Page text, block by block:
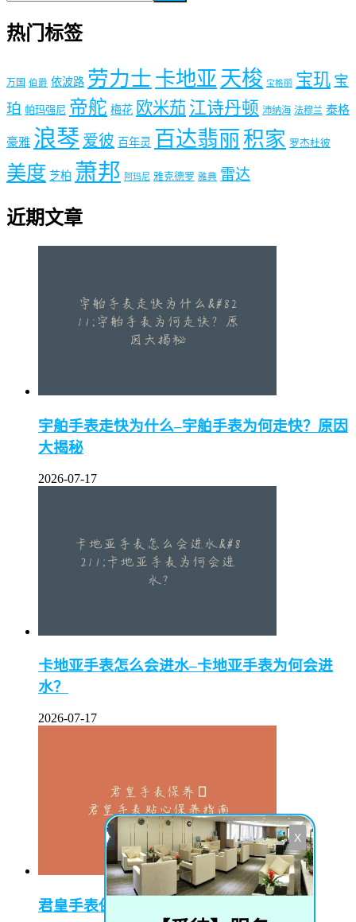
热门标签
万国 伯爵 依波路 劳力士 卡地亚 天梭 宝格丽 宝玑 宝
珀 帕玛强尼 帝舵 梅花 欧米茄 江诗丹顿 沛纳海 法穆兰 泰格
豪雅 浪琴 爱彼 百年灵 百达翡丽 积家 罗杰杜彼
美度 芝柏 萧邦 阿玛尼 雅克德罗 雅典 雷达
近期文章
宇舶手表走快为什么–宇舶手表为何走快？原因
大揭秘
2026-07-17
卡地亚手表怎么会进水–卡地亚手表为何会进
水？
2026-07-17
君皇手表保养–君皇手表贴心保养指南
X